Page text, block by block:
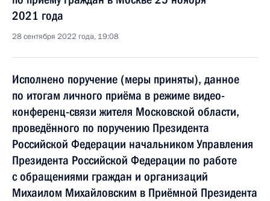
2021 года
28 сентября 2022 года, 19:08
Исполнено поручение (меры приняты), данное
по итогам личного приёма в режиме видео-
конференц-связи жителя Московской области,
проведённого по поручению Президента
Российской Федерации начальником Управления
Президента Российской Федерации по работе
с обращениями граждан и организаций
Михаилом Михайловским в Приёмной Президента